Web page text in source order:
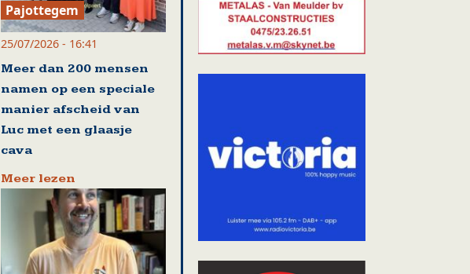
Pajottegem
25/07/2026 - 16:41
Meer dan 200 mensen
namen op een speciale
manier afscheid van
Luc met een glaasje
cava
Meer lezen